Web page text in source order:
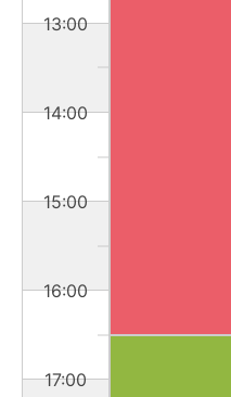
13:00
14:00
15:00
16:00
17:00